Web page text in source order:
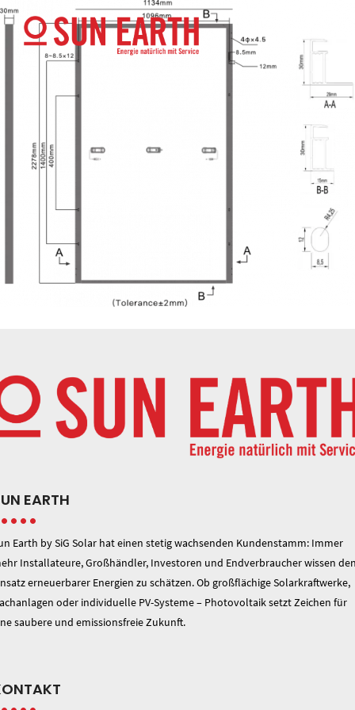
EARTH
Earth by SiG Solar hat einen stetig wachsenden Kundenstamm: Immer
Installateure, Großhändler, Investoren und Endverbraucher wissen
erneuerbarer Energien zu schätzen. Ob großflächige Solarkraftwerke,
oder individuelle PV-Systeme – Photovoltaik setzt Zeichen für
saubere und emissionsfreie Zukunft.